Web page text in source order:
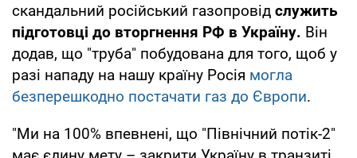
скандальний російський газопровід служить
підготовці до вторгнення РФ в Україну. Він
додав, що "труба" побудована для того, щоб у
разі нападу на нашу країну Росія могла
безперешкодно постачати газ до Європи.
"Ми на 100% впевнені, що "Північний потік-2"